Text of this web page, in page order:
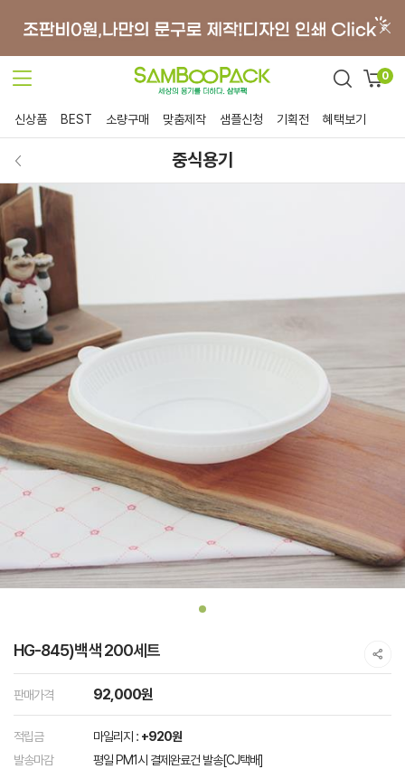
0
신상품 BEST 소량구매 맞춤제작 샘플신청 기획전 혜택보기
중식용기
HG-845)백색 200세트
판매가격 92,000원
적립금 마일리지 : +920원
발송마감
평일 PM1시 결제완료건 발송[CJ택배]